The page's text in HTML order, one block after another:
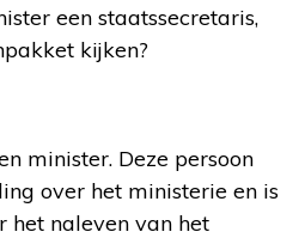
een staatssecretaris,
kijken?
minister. Deze persoon
over het ministerie en is
het naleven van het